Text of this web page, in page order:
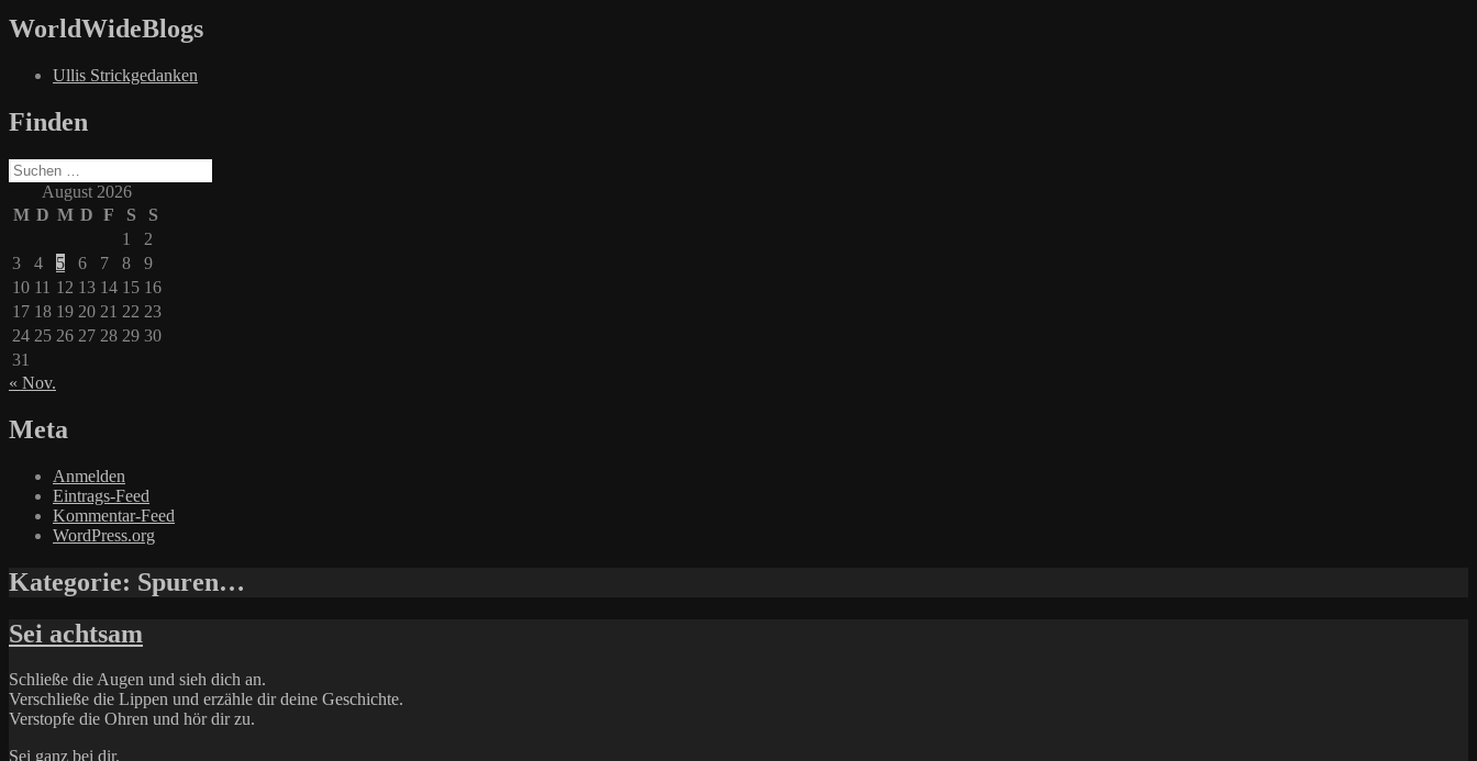
WorldWideBlogs
Ullis Strickgedanken
Finden
Suchen
nach:August 2026
M D M D F S
S
1
2
3
4 5 6 7 8
9
10 11 12 13 14 15 16
17 18 19 20 21 22 23
24 25 26 27 28 29 30
31
« Nov.
Meta
Anmelden
Eintrags-Feed
Kommentar-Feed
WordPress.org
Kategorie: Spuren…
Sei achtsam
Schließe die Augen und sieh dich an.
Verschließe die Lippen und erzähle dir deine Geschichte.
Verstopfe die Ohren und hör dir zu.
Sei ganz bei dir.